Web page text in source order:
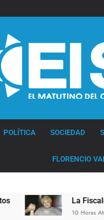
POLÍTICA SOCIEDAD
FLORENCIO
La Fiscalía rechazó el
10 Horas Atrás